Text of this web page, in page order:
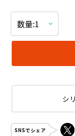
シ
SNSでシェア